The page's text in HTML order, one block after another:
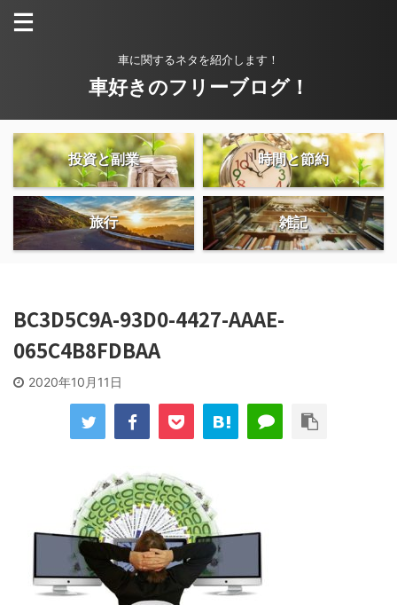
車に関するネタを紹介します！
車好きのフリーブログ！
投資と副業 時間と節約
旅行 雑記
BC3D5C9A-93D0-4427-AAAE-
065C4B8FDBAA
2020年10月11日